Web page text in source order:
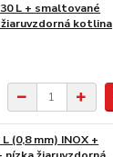
L + smaltované
kotlina
(0,8 mm) INOX +